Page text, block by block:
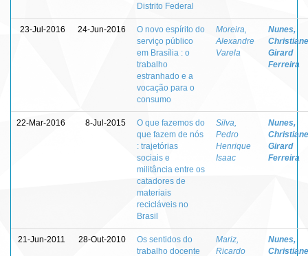
Distrito Federal
23-Jul-2016 24-Jun-2016
O novo espírito do
serviço público
em Brasília : o
trabalho
estranhado e a
vocação para o
consumo
Moreira,
Alexandre
Varela
Nunes,
Christiane
Girard
Ferreira
22-Mar-2016 8-Jul-2015
O que fazemos do
que fazem de nós
: trajetórias
sociais e
militância entre os
catadores de
materiais
recicláveis no
Brasil
Silva,
Pedro
Henrique
Isaac
Nunes,
Christiane
Girard
Ferreira
21-Jun-2011 28-Out-2010
Os sentidos do
trabalho docente
Mariz,
Ricardo
Nunes,
Christiane